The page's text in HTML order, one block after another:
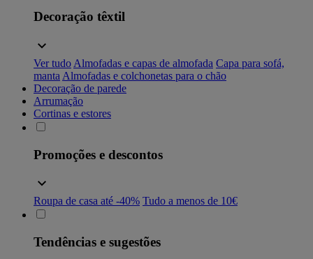
Decoração têxtil
Ver tudo Almofadas e capas de almofada Capa para sofá,
manta Almofadas e colchonetas para o chão
Decoração de parede
Arrumação
Cortinas e estores
Promoções e descontos
Roupa de casa até -40% Tudo a menos de 10€
Tendências e sugestões